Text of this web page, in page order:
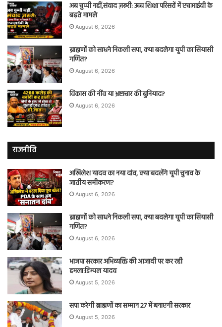
अब चुप्पी नहीं,संवाद ज़रूरी: उच्च शिक्षा परिसरों में एचआईवी के
बढ़ते मामले
August 6, 2026
ब्राह्मणों को साधने निकली सपा, क्या बदलेगा यूपी का सियासी
गणित?
August 6, 2026
विकास की नींव या भ्रष्टाचार की बुनियाद?
August 6, 2026
राजनीति
अखिलेश यादव का नया दांव, क्या बदलेंगे यूपी चुनाव के
जातीय समीकरण?
August 6, 2026
ब्राह्मणों को साधने निकली सपा, क्या बदलेगा यूपी का सियासी
गणित?
August 6, 2026
भाजपा सरकार अभिव्यक्ति की आजादी पर कर रही
हमला:डिम्पल यादव
August 5, 2026
सपा करेगी ब्राह्मणों का सम्मान 27 में बनाएगी सरकार
August 5, 2026